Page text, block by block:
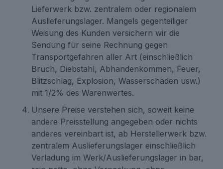
Lieferwerk bzw. zentralem oder regionalem
Auslieferungslager. Mangels gegenteiliger
Weisung des Kunden versichern wir die
Sendung für seine Rechnung gegen
Transportgefahren aller Art (einschließlich
Bruch, Diebstahl, Abhandenkommen, Feuer,
Blitzschlag, Explosion, Wasserschäden usw.)
mit 1/2% des Warenwertes.
Unsere Preise verstehen sich, soweit keine
andere Preisstellung angegeben oder nichts
anderes vereinbart ist, ab Herstellerwerk bzw.
zentralem Auslieferungslager einschließlich
Verladung im Werk/Auslieferungslager in bar,